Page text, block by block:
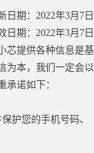
日期： 2022年3月7日
日期： 2022年3月7日
芯提供各种信息是基
为本，我们一定会以
承诺如下：
护您的手机号码、